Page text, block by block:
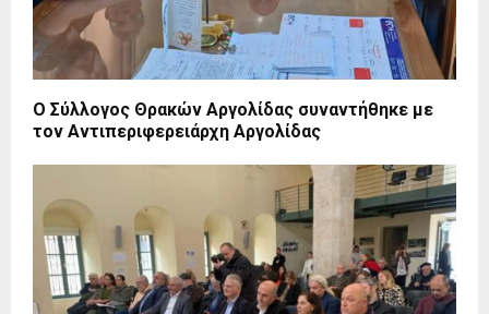
Ο Σύλλογος Θρακών Αργολίδας συναντήθηκε με
τον Αντιπεριφερειάρχη Αργολίδας